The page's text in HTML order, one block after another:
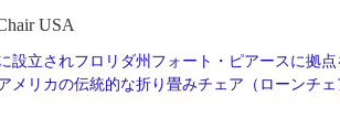
USA
設立されフロリダ州フォート・ピアースに拠
メリカの伝統的な折り畳みチェア（ローンチ